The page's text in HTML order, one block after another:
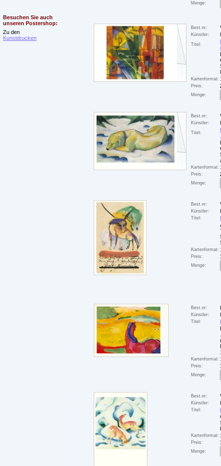
Besuchen Sie auch
unseren Postershop:
Zu den
Kunstdrucken
Menge:
Best.nr:
Künstler:
Titel:
Kartenformat:
Preis:
Menge:
Best.nr:
Künstler:
Titel:
Kartenformat:
Preis:
Menge:
Best.nr:
Künstler:
Titel:
Kartenformat:
Preis:
Menge:
Best.nr:
Künstler:
Titel:
Kartenformat:
Preis:
Menge:
Best.nr:
Künstler:
Titel:
Kartenformat:
Preis:
Menge: